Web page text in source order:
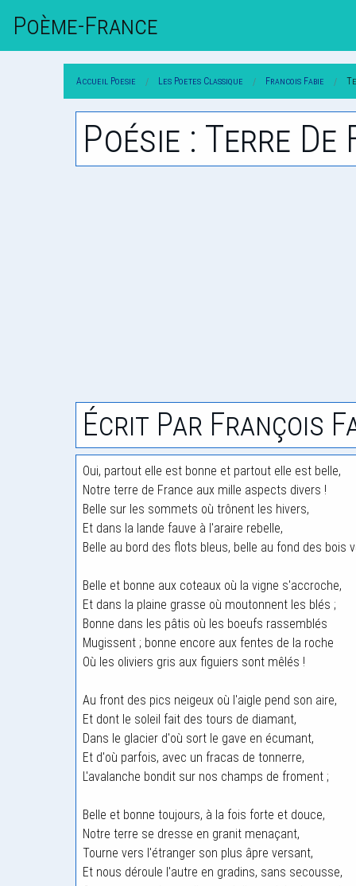
Poème-FrAnce
Accueil Poesie Les Poetes Classique Francois Fabie
Poésie : Terre De
Écrit Par François
Oui, partout elle est bonne et partout elle est belle,
Notre terre de France aux mille aspects divers !
Belle sur les sommets où trônent les hivers,
Et dans la lande fauve à l'araire rebelle,
Belle au bord des flots bleus, belle au fond des bois
Belle et bonne aux coteaux où la vigne s'accroche,
Et dans la plaine grasse où moutonnent les blés ;
Bonne dans les pâtis où les boeufs rassemblés
Mugissent ; bonne encore aux fentes de la roche
Où les oliviers gris aux figuiers sont mêlés !
Au front des pics neigeux où l'aigle pend son aire,
Et dont le soleil fait des tours de diamant,
Dans le glacier d'où sort le gave en écumant,
Et d'où parfois, avec un fracas de tonnerre,
L'avalanche bondit sur nos champs de froment ;
Belle et bonne toujours, à la fois forte et douce,
Notre terre se dresse en granit menaçant,
Tourne vers l'étranger son plus âpre versant,
Et nous déroule l'autre en gradins, sans secousse,